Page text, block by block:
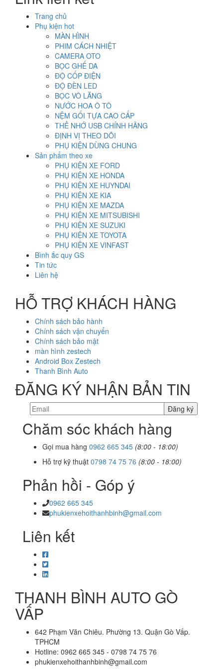
980.000₫.
Trang chủ
Phụ kiện hot
MÀN HÌNH
PHIM CÁCH NHIỆT
CAMERA OTO
BỌC GHẾ DA
ĐỘ CỐP ĐIỆN
ĐỘ ĐÈN LED
BỌC VÔ LĂNG
NƯỚC HOA Ô TÔ
NỆM GỐI TỰA CAO CẤP
THẺ NHỚ USB CHÍNH HÃNG
ĐỊNH VỊ THEO DÕI
PHỤ KIỆN DÙNG CHUNG
Sản phẩm theo xe
PHỤ KIỆN XE FORD
PHỤ KIỆN XE HONDA
PHỤ KIỆN XE HUYNDAI
PHỤ KIỆN XE KIA
PHỤ KIỆN XE MAZDA
PHỤ KIỆN XE MITSUBISHI
PHỤ KIỆN XE SUZUKI
PHỤ KIỆN XE TOYOTA
PHỤ KIỆN XE VINFAST
Bình ắc quy GS
Tin tức
Liên hệ
HỖ TRỢ KHÁCH HÀNG
Chính sách bảo hành
Chính sách vận chuyển
Chính sách bảo mật
màn hình zestech
Android Box Zestech
Thanh Bình Auto
ĐĂNG KÝ NHẬN BẢN TIN
Chăm sóc khách hàng
Gọi mua hàng 0962 665 345 (8:00 - 18:00)
Hỗ trợ kỹ thuật 0798 74 75 76 (8:00 - 18:00)
Phản hồi - Góp ý
0962 665 345
phukienxehoithanhbinh@gmail.com
Liên kết
THANH BÌNH AUTO GÒ
VẤP
642 Phạm Văn Chiêu. Phường 13. Quận Gò Vấp.
TPHCM
Hotline: 0962 665 345 - 0798 74 75 76
phukienxehoithanhbinh@gmail.com